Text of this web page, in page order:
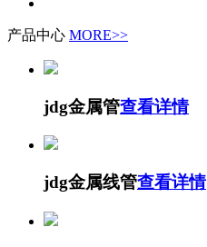
产品中心 MORE>>
jdg金属管查看详情
jdg金属线管查看详情